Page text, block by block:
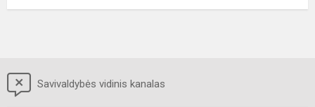
Savivaldybės vidinis kanalas